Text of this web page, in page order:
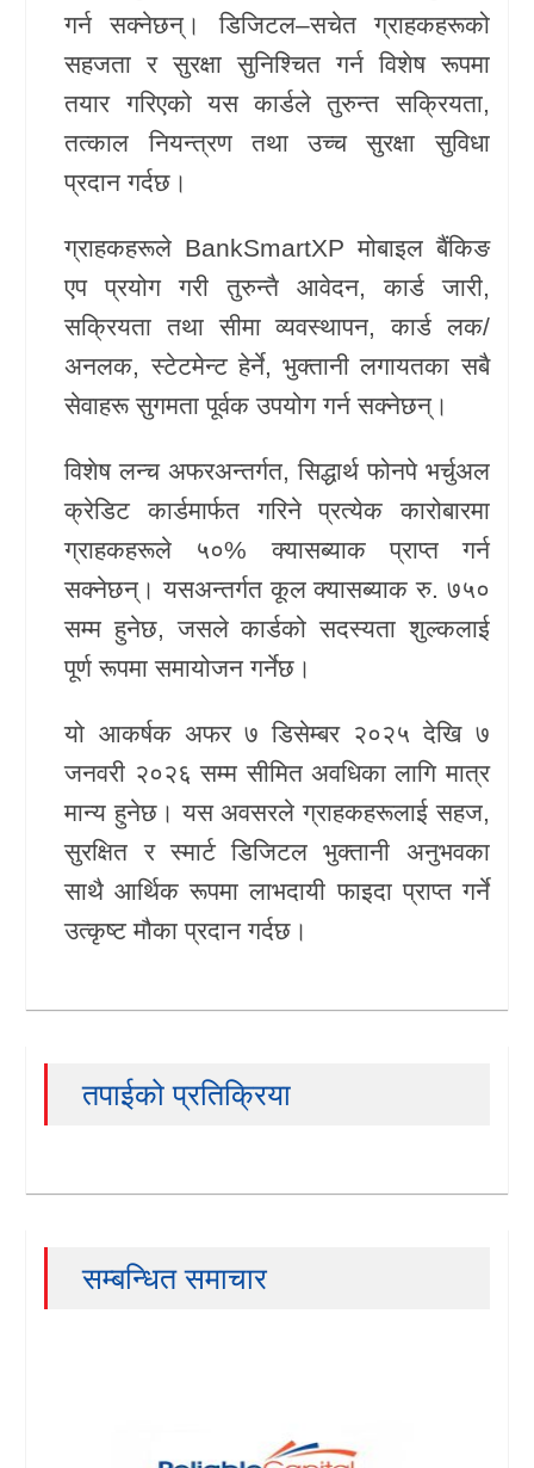
गर्न सक्नेछन्। डिजिटल–सचेत ग्राहकहरूको
सहजता र सुरक्षा सुनिश्चित गर्न विशेष रूपमा
तयार गरिएको यस कार्डले तुरुन्त सक्रियता,
तत्काल नियन्त्रण तथा उच्च सुरक्षा सुविधा
प्रदान गर्दछ।
ग्राहकहरूले BankSmartXP मोबाइल बैंकिङ
एप प्रयोग गरी तुरुन्तै आवेदन, कार्ड जारी,
सक्रियता तथा सीमा व्यवस्थापन, कार्ड लक/
अनलक, स्टेटमेन्ट हेर्ने, भुक्तानी लगायतका सबै
सेवाहरू सुगमता पूर्वक उपयोग गर्न सक्नेछन्।
विशेष लन्च अफरअन्तर्गत, सिद्धार्थ फोनपे भर्चुअल
क्रेडिट कार्डमार्फत गरिने प्रत्येक कारोबारमा
ग्राहकहरूले ५०% क्यासब्याक प्राप्त गर्न
सक्नेछन्। यसअन्तर्गत कूल क्यासब्याक रु. ७५०
सम्म हुनेछ, जसले कार्डको सदस्यता शुल्कलाई
पूर्ण रूपमा समायोजन गर्नेछ।
यो आकर्षक अफर ७ डिसेम्बर २०२५ देखि ७
जनवरी २०२६ सम्म सीमित अवधिका लागि मात्र
मान्य हुनेछ। यस अवसरले ग्राहकहरूलाई सहज,
सुरक्षित र स्मार्ट डिजिटल भुक्तानी अनुभवका
साथै आर्थिक रूपमा लाभदायी फाइदा प्राप्त गर्ने
उत्कृष्ट मौका प्रदान गर्दछ।
तपाईको प्रतिक्रिया
सम्बन्धित समाचार